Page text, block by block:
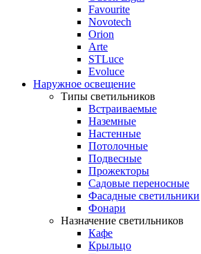
Favourite
Novotech
Orion
Arte
STLuce
Evoluce
Наружное освещение
Типы светильников
Встраиваемые
Наземные
Настенные
Потолочные
Подвесные
Прожекторы
Садовые переносные
Фасадные светильники
Фонари
Назначение светильников
Кафе
Крыльцо